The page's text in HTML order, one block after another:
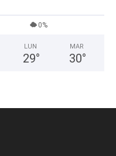
0%
LUN
29°
MAR
30°